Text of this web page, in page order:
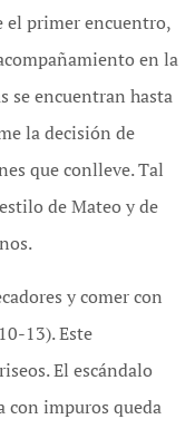
el primer encuentro,
en la
se encuentran hasta
la decisión de
que conlleve. Tal
de Mateo y de
y comer con
13). Este
El escándalo
con impuros queda